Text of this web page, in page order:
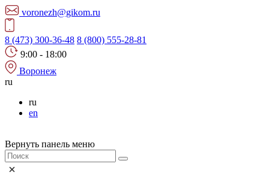
voronezh@gikom.ru
8 (473) 300-36-48 8 (800) 555-28-81
9:00 - 18:00
Воронеж
ru
ru
en
Вернуть панель меню